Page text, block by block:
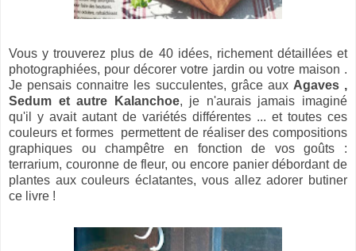
Vous y trouverez plus de 40 idées, richement détaillées et
photographiées, pour décorer votre jardin ou votre maison .
Je pensais connaitre les succulentes, grâce aux Agaves ,
Sedum et autre Kalanchoe, je n'aurais jamais imaginé
qu'il y avait autant de variétés différentes ... et toutes ces
couleurs et formes permettent de réaliser des compositions
graphiques ou champêtre en fonction de vos goûts :
terrarium, couronne de fleur, ou encore panier débordant de
plantes aux couleurs éclatantes, vous allez adorer butiner
ce livre !